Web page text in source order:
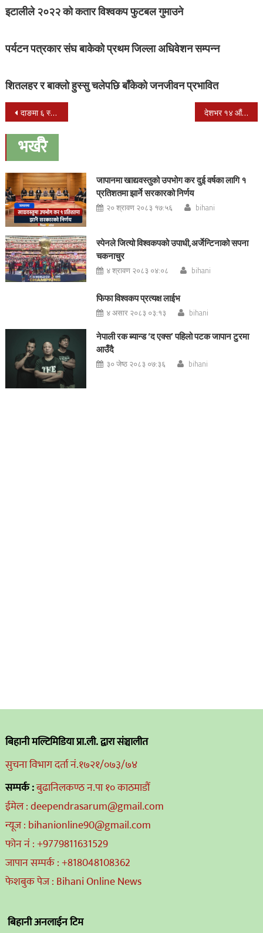
इटालीले २०२२ को कतार विश्वकप फुटबल गुमाउने
पर्यटन पत्रकार संघ बाकेको प्रथम जिल्ला अधिवेशन सम्पन्न
शितलहर र बाक्लो हुस्सु चलेपछि बाँकेको जनजीवन प्रभावित
Post
navigation
दाङमा ६ स्थानीय तह मध्य चार तहमा माओवादी केन्द्रको अग्रता देशभर १४ औं राष्ट्रिय धान दिवस मनाईयो
भर्खरै
जापानमा खाद्यवस्तुको उपभोग कर दुई वर्षका लागि १
प्रतिशतमा झार्ने सरकारको निर्णय
२० श्रावण २०८३ १७:५६ bihani
स्पेनले जित्यो विश्वकपको उपाधी,अर्जेन्टिनाको सपना
चकनाचुर
४ श्रावण २०८३ ०४:०८ bihani
फिफा विश्वकप प्रत्यक्ष लाईभ
४ असार २०८३ ०३:१३ bihani
नेपाली रक ब्यान्ड ‘द एक्स’ पहिलो पटक जापान टुरमा
आउँदै
३० जेष्ठ २०८३ ०७:३६ bihani
बिहानी मल्टिमिडिया प्रा.ली. द्वारा संञ्चालीत
सुचना विभाग दर्ता नं.१७२१/०७३/७४
सम्पर्क :बुढानिलकण्ठ न.पा १० काठमाडौं
ईमेल : deependrasarum@gmail.com
न्यूज : bihanionline90@gmail.com
फोन नं : +9779811631529
जापान सम्पर्क : +818048108362
फेशबुक पेज : Bihani Online News
बिहानी अनलाईन टिम